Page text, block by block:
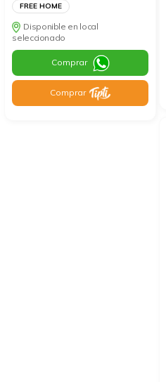
FREE HOME
Disponible en local
seleccionado
Comprar
Comprar